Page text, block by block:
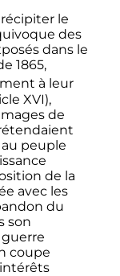
le
des
dans le
1865,
à leur
XVI),
de
peuple
de la
avec les
du
son
coupe